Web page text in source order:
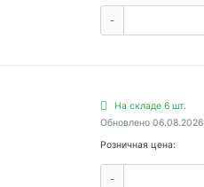
-
На складе 6 шт.
Обновлено 06.08.2026
Розничная цена:
-